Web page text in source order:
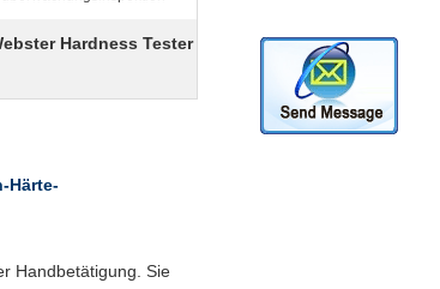
Hardness Tester
Härte-
Handbetätigung. Sie